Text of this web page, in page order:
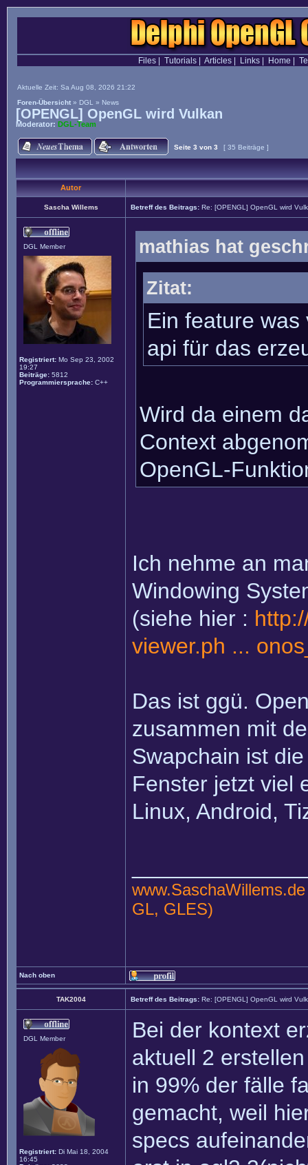
Files| Tutorials| Articles| Links| Home
Aktuelle Zeit: Sa Aug 08, 2026 21:22
Foren-Übersicht » DGL » News
[OPENGL] OpenGL wird Vulkan
Moderator: DGL-Team
Seite 3 von 3 [ 35 Beiträge ]
Autor
Sascha Willems Betreff des Beitrags: Re: [OPENGL] OpenGL wird
DGL Member
Registriert: Mo Sep 23, 2002
19:27
Beiträge: 5812
Programmiersprache: C++
mathias hat
Zitat:
Ein feature
api für das
Wird da einem
Context
OpenGL-
Ich nehme an
Windowing
(siehe hier :
viewer.ph ...
Das ist ggü.
zusammen mit
Swapchain ist
Fenster jetzt viel
Linux, Android,
www.SaschaWillems.de
GL, GLES)
Nach oben
TAK2004 Betreff des Beitrags: Re: [OPENGL] OpenGL wird
DGL Member
Registriert: Di Mai 18, 2004
16:45
Bei der kontext
aktuell 2
in 99% der fälle
gemacht, weil
specs